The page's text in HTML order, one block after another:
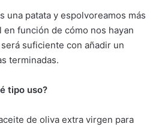
una patata y espolvoreamos más
en función de cómo nos hayan
suficiente con añadir un
terminadas.
tipo uso?
de oliva extra virgen para